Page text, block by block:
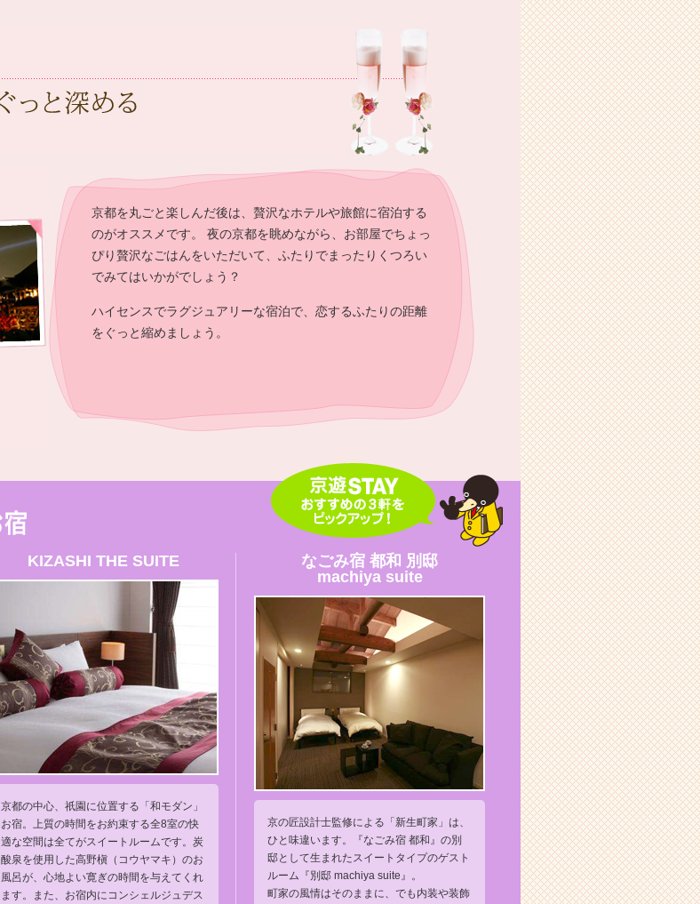
京都を丸ごと楽しんだ後は、贅沢なホテルや旅館に宿泊する
のがオススメです。 夜の京都を眺めながら、お部屋でちょっ
ぴり贅沢なごはんをいただいて、ふたりでまったりくつろい
でみてはいかがでしょう？
ハイセンスでラグジュアリーな宿泊で、恋するふたりの距離
をぐっと縮めましょう。
KIZASHI THE SUITE
京都の中心、祇園に位置する「和モダン」
お宿。上質の時間をお約束する全8室の快
適な空間は全てがスイートルームです。炭
酸泉を使用した高野槇（コウヤマキ）のお
風呂が、心地よい寛ぎの時間を与えてくれ
ます。また、お宿内にコンシェルジュデス
なごみ宿 都和 別邸
machiya suite
京の匠設計士監修による「新生町家」は、
ひと味違います。『なごみ宿 都和』の別
邸として生まれたスイートタイプのゲスト
ルーム『別邸 machiya suite』。
町家の風情はそのままに、でも内装や装飾